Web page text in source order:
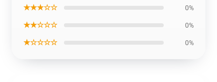
★★★☆☆ 0%
★★☆☆☆ 0%
★☆☆☆☆ 0%